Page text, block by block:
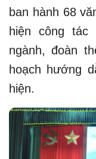
ban hành 68
hiện công tác
ngành, đoàn
hoạch hướng
hiện.